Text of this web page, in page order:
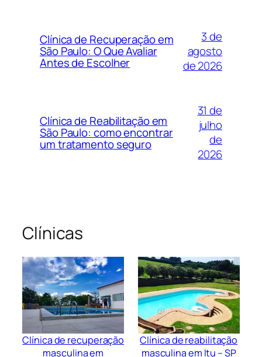
Clínica de Recuperação em
São Paulo: O Que Avaliar
Antes de Escolher
3 de
agosto
de 2026
Clínica de Reabilitação em
São Paulo: como encontrar
um tratamento seguro
31 de
julho
de
2026
Clínicas
Clínica de recuperação
masculina em
Clínica de reabilitação
masculina em Itu – SP